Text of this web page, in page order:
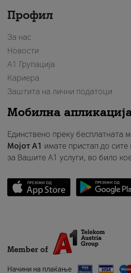
Профил
За нас
Новости
А1 Групација
Кариера
Заштита на лични податоци
Мобилна
Единствено преку бесплатната
Мојот A1 имате пристап до
за Вашите A1 услуги, во било
Member of
Начини на плаќање